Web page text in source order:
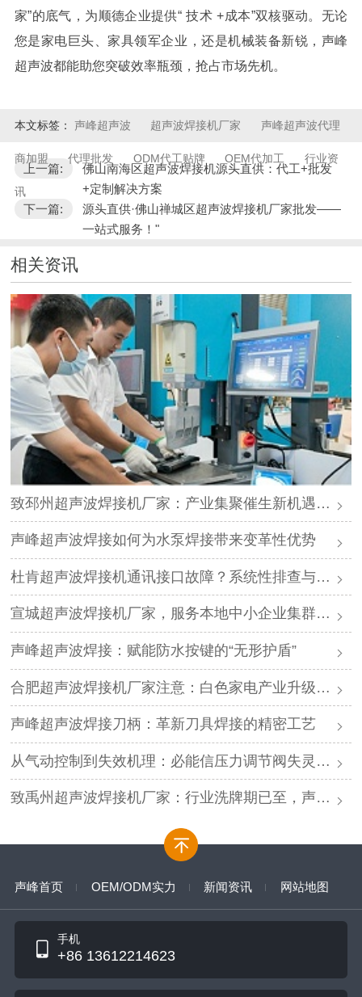
家”的底气，为顺德企业提供“ 技术 +成本”双核驱动。无论
您是家电巨头、家具领军企业，还是机械装备新锐， 声峰
超声波都能助您突破效率瓶颈，抢占市场先机。
本文标签： 声峰超声波 超声波焊接机厂家 声峰超声波代理
商加盟 代理批发 ODM代工贴牌 OEM代加工 行业资
讯
上一篇:
佛山南海区超声波焊接机源头直供：代工+批发
+定制解决方案
下一篇:
源头直供·佛山禅城区超声波焊接机厂家批发——
一站式服务！"
相关资讯
致邳州超声波焊接机厂家：产业集聚催生新机遇，声峰源头工厂邀您抱团发展
声峰超声波焊接如何为水泵焊接带来变革性优势
杜肯超声波焊接机通讯接口故障？系统性排查与专业解决方案
宣城超声波焊接机厂家，服务本地中小企业集群，声峰ODM贴牌助您轻装上阵
声峰超声波焊接：赋能防水按键的“无形护盾”
合肥超声波焊接机厂家注意：白色家电产业升级，声峰源头工厂诚邀加盟
声峰超声波焊接刀柄：革新刀具焊接的精密工艺
从气动控制到失效机理：必能信压力调节阀失灵的深度解析与专业修复
致禹州超声波焊接机厂家：行业洗牌期已至，声峰源头工厂邀您抱团取暖
声峰首页 OEM/ODM实力 新闻资讯 网站地图
手机
+86 13612214623